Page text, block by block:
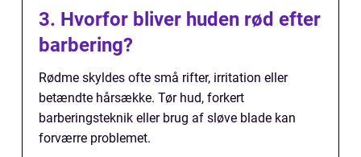
3. Hvorfor bliver huden rød efter
barbering?
Rødme skyldes ofte små rifter, irritation eller
betændte hårsække. Tør hud, forkert
barberingsteknik eller brug af sløve blade kan
forværre problemet.